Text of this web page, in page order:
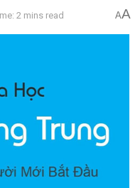
2 mins read AA